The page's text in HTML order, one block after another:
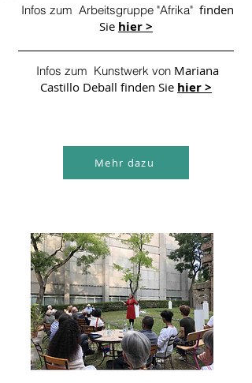
Infos zum Arbeitsgruppe "Afrika" finden
Sie hier >
Infos zum Kunstwerk von Mariana
Castillo Deball finden Sie hier >
Mehr dazu